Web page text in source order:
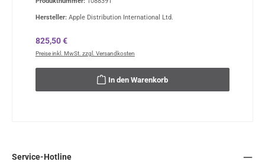
Hersteller: Apple Distribution International Ltd.
Regulärer Preis:
825,50 €
Preise inkl. MwSt. zzgl. Versandkosten
In den Warenkorb
Service-Hotline